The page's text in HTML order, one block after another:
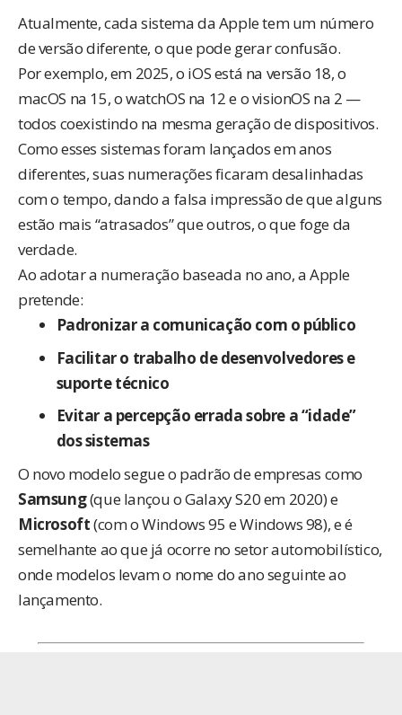
Atualmente, cada sistema da Apple tem um número
de versão diferente, o que pode gerar confusão.
Por exemplo, em 2025, o iOS está na versão 18, o
macOS na 15, o watchOS na 12 e o visionOS na 2 —
todos coexistindo na mesma geração de dispositivos.
Como esses sistemas foram lançados em anos
diferentes, suas numerações ficaram desalinhadas
com o tempo, dando a falsa impressão de que alguns
estão mais “atrasados” que outros, o que foge da
verdade.
Ao adotar a numeração baseada no ano, a Apple
pretende:
Padronizar a comunicação com o público
Facilitar o trabalho de desenvolvedores e
suporte técnico
Evitar a percepção errada sobre a “idade”
dos sistemas
O novo modelo segue o padrão de empresas como
Samsung(que lançou o Galaxy S20 em 2020) e
Microsoft(com o Windows 95 e Windows 98), e é
semelhante ao que já ocorre no setor automobilístico,
onde modelos levam o nome do ano seguinte ao
lançamento.